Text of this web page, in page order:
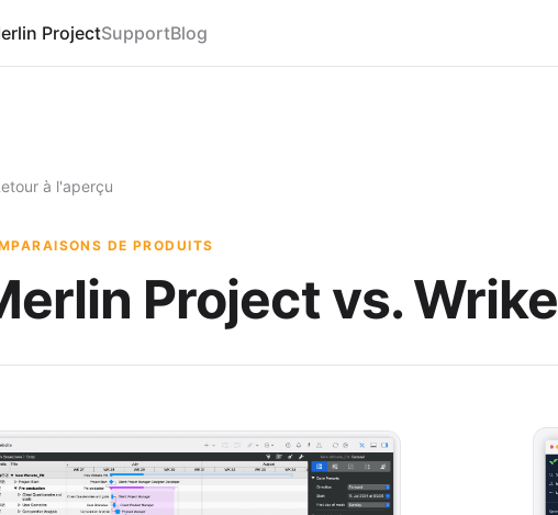
ProjectSupportBlog
à l'aperçu
DE PRODUITS
Project vs. Wrike